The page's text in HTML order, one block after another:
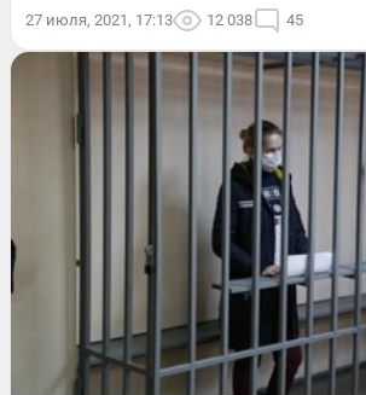
27 июля, 2021, 17:13 12 038 45